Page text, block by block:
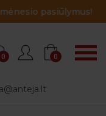
pasiūlymus!
0 0